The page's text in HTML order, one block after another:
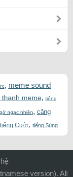
, meme sound
thanh meme, tiếng
ngạc nhiên, căng
tiếng Cười, tiếng Súng
version). All